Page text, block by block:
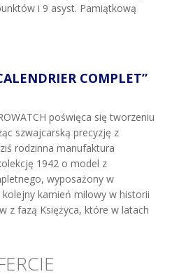
i 9 asyst. Pamiątkową
COMPLET”
poświęca się tworzeniu
szwajcarską precyzję z
rodzinna manufaktura
1942 o model z
wyposażony w
kamień milowy w historii
z fazą Księżyca, które w latach